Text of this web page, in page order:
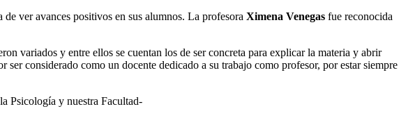
ver avances positivos en sus alumnos. La profesora Ximena Venegas fue reconocida
variados y entre ellos se cuentan los de ser concreta para explicar la materia y abrir
ser considerado como un docente dedicado a su trabajo como profesor, por estar siempre
Psicología y nuestra Facultad-